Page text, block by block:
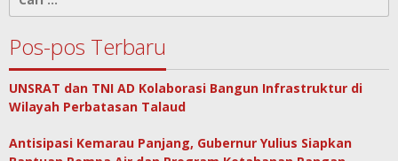
untuk:
Pos-pos Terbaru
UNSRAT dan TNI AD Kolaborasi Bangun Infrastruktur di
Wilayah Perbatasan Talaud
Antisipasi Kemarau Panjang, Gubernur Yulius Siapkan